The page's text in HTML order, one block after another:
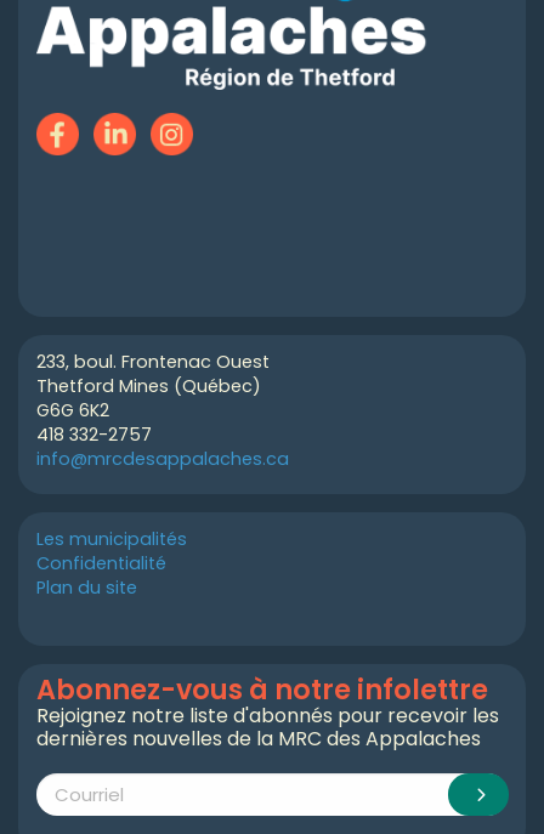
233, boul. Frontenac Ouest
Thetford Mines (Québec)
G6G 6K2
418 332-2757
info@mrcdesappalaches.ca
Les municipalités
Confidentialité
Plan du site
Abonnez-vous à notre infolettre
Rejoignez notre liste d'abonnés pour recevoir les
dernières nouvelles de la MRC des Appalaches